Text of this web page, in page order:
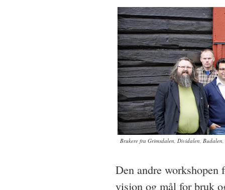
Brukere fra Grimsdalen, Dividalen,
Den andre
visjon og mål for bruk